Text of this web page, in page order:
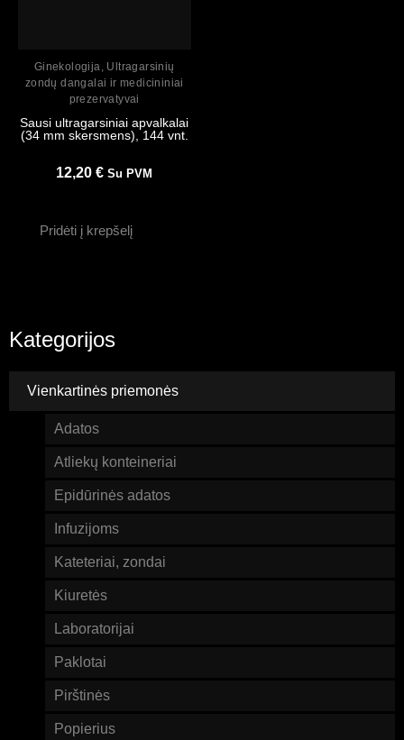
Ginekologija, Ultragarsinių
zondų dangalai ir medicininiai
prezervatyvai
Sausi ultragarsiniai apvalkalai
(34 mm skersmens), 144 vnt.
12,20€ Su PVM
Pridėti į krepšelį
Kategorijos
Vienkartinės priemonės
Adatos
Atliekų konteineriai
Epidūrinės adatos
Infuzijoms
Kateteriai, zondai
Kiuretės
Laboratorijai
Paklotai
Pirštinės
Popierius